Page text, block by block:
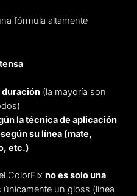
fórmula altamente
duración(la mayoría son
la técnica de aplicación
su línea (mate,
etc.)
ColorFix no es solo una
únicamente un gloss (linea